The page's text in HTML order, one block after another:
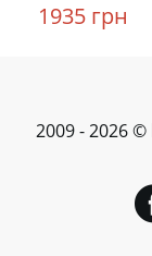
1935 грн
2009 - 2026